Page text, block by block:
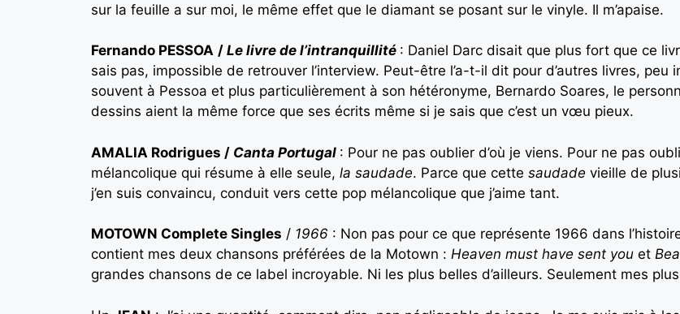
sur la feuille a sur moi, le même effet que le diamant se posant sur le vinyle. Il m’apaise.
Fernando PESSOA / Le livre de l’intranquillité : Daniel Darc disait que plus fort que ce
sais pas, impossible de retrouver l’interview. Peut-être l’a-t-il dit pour d’autres livres,
souvent à Pessoa et plus particulièrement à son hétéronyme, Bernardo Soares, le
dessins aient la même force que ses écrits même si je sais que c’est un vœu pieux.
AMALIA Rodrigues / Canta Portugal : Pour ne pas oublier d’où je viens. Pour ne pas
mélancolique qui résume à elle seule, la saudade. Parce que cette saudade vieille de
j’en suis convaincu, conduit vers cette pop mélancolique que j’aime tant.
MOTOWN Complete Singles / 1966 : Non pas pour ce que représente 1966 dans
contient mes deux chansons préférées de la Motown : Heaven must have sent you et
grandes chansons de ce label incroyable. Ni les plus belles d’ailleurs. Seulement mes